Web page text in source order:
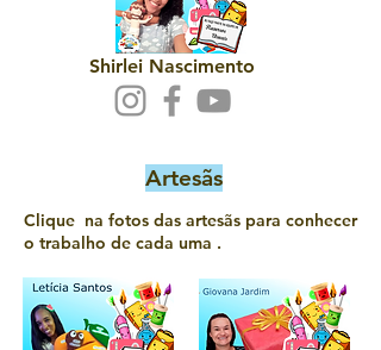
Shirlei Nascimento
Artesãs
Clique na fotos das artesãs para conhecer
o trabalho de cada uma .